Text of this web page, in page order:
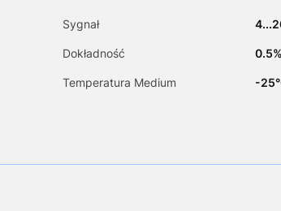
Sygnał
Dokładność
Temperatura Medium -